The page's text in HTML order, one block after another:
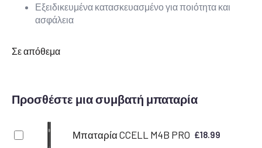
Εξειδικευμένα κατασκευασμένο για ποιότητα και
ασφάλεια
Σε απόθεμα
Προσθέστε μια συμβατή μπαταρία
Μπαταρία CCELL M4B PRO £18.99